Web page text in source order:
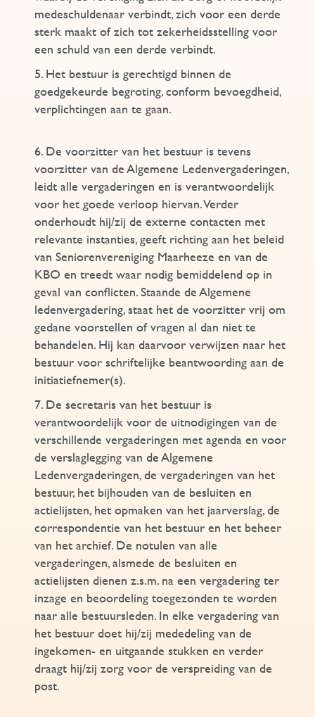
medeschuldenaar verbindt, zich voor een derde
sterk maakt of zich tot zekerheidsstelling voor
een schuld van een derde verbindt.
5. Het bestuur is gerechtigd binnen de
goedgekeurde begroting, conform bevoegdheid,
verplichtingen aan te gaan.
6. De voorzitter van het bestuur is tevens
voorzitter van de Algemene Ledenvergaderingen,
leidt alle vergaderingen en is verantwoordelijk
voor het goede verloop hiervan. Verder
onderhoudt hij/zij de externe contacten met
relevante instanties, geeft richting aan het beleid
van Seniorenvereniging Maarheeze en van de
KBO en treedt waar nodig bemiddelend op in
geval van conflicten. Staande de Algemene
ledenvergadering, staat het de voorzitter vrij om
gedane voorstellen of vragen al dan niet te
behandelen. Hij kan daarvoor verwijzen naar het
bestuur voor schriftelijke beantwoording aan de
initiatiefnemer(s).
7. De secretaris van het bestuur is
verantwoordelijk voor de uitnodigingen van de
verschillende vergaderingen met agenda en voor
de verslaglegging van de Algemene
Ledenvergaderingen, de vergaderingen van het
bestuur, het bijhouden van de besluiten en
actielijsten, het opmaken van het jaarverslag, de
correspondentie van het bestuur en het beheer
van het archief. De notulen van alle
vergaderingen, alsmede de besluiten en
actielijsten dienen z.s.m. na een vergadering ter
inzage en beoordeling toegezonden te worden
naar alle bestuursleden. In elke vergadering van
het bestuur doet hij/zij mededeling van de
ingekomen- en uitgaande stukken en verder
draagt hij/zij zorg voor de verspreiding van de
post.